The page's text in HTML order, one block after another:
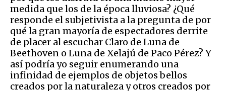
medida que los de la época lluviosa? ¿Qué
responde el subjetivista a la pregunta de por
qué la gran mayoría de espectadores derrite
de placer al escuchar Claro de Luna de
Beethoven o Luna de Xelajú de Paco Pérez? Y
así podría yo seguir enumerando una
infinidad de ejemplos de objetos bellos
creados por la naturaleza y otros creados por